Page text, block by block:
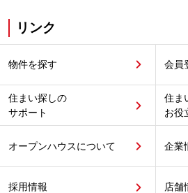
リンク
物件を探す 会員
住まい探しの
サポート
住ま
お役
オープンハウスについて 企業
採用情報 店舗